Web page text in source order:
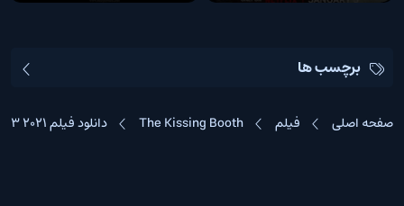
برچسب ها
صفحه اصلی فیلم The Kissing Booth دانلود فیلم The Kissing Booth 3 2021